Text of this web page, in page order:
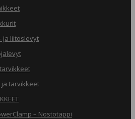
ja liitoslevyt
ja tarvikkeet
– Nostotappi